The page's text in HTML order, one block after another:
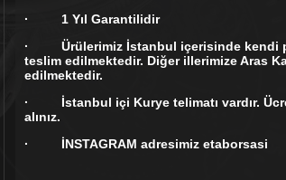
· 1 Yıl Garantilidir
· Ürülerimiz İstanbul içerisinde kendi
teslim edilmektedir. Diğer illerimize Aras
edilmektedir.
· İstanbul içi Kurye telimatı vardır.
alınız.
· İNSTAGRAM adresimiz etaborsasi